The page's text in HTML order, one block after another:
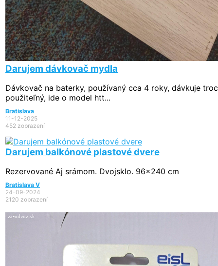
Darujem dávkovač mydla
Dávkovač na baterky, používaný cca 4 roky, dávkuje
použiteľný, ide o model htt...
Bratislava
11-12-2025
452 zobrazení
Darujem balkónové plastové dvere
Rezervované Aj srámom. Dvojsklo. 96x240 cm
Bratislava V
24-09-2024
2120 zobrazení